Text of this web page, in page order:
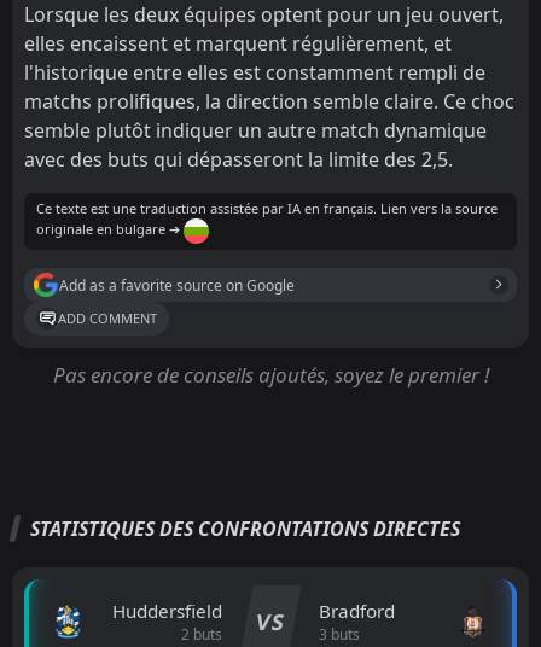
Lorsque les deux équipes optent pour un jeu ouvert,
elles encaissent et marquent régulièrement, et
l'historique entre elles est constamment rempli de
matchs prolifiques, la direction semble claire. Ce choc
semble plutôt indiquer un autre match dynamique
avec des buts qui dépasseront la limite des 2,5.
Ce texte est une traduction assistée par IA en français. Lien vers la source
originale en bulgare ➔
Add as a favorite source on Google
ADD COMMENT
Pas encore de conseils ajoutés, soyez le premier !
STATISTIQUES DES CONFRONTATIONS DIRECTES
Huddersfield
2 buts VS Bradford
3 buts